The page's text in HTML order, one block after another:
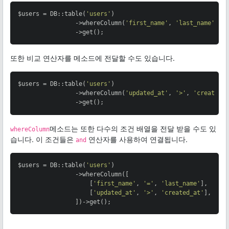
$users = DB::table( 'users' )
                ->whereColumn(
'first_name' , 'last_name'
                ->get();
또한 비교 연산자를 메소드에 전달할 수도 있습니다.
$users = DB::table( 'users' )
                ->whereColumn(
'updated_at' , '>' ,
                ->get();
whereColumn메소드는 또한 다수의 조건 배열을 전달 받을 수도 있
습니다. 이 조건들은 and 연산자를 사용하여 연결됩니다.
$users = DB::table( 'users' )
                ->whereColumn([
                    [
'first_name' , '=' , 'last_name' ],
                    [
'updated_at' , '>' , 'created_at' ],
                ])->get();